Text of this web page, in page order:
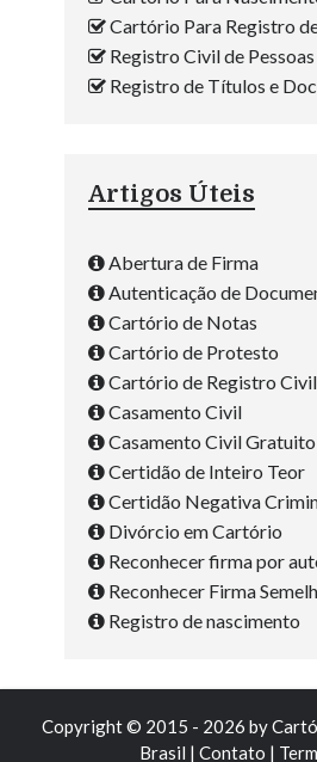
Cartório Para Registro
Registro Civil de
Registro de Títulos e
Artigos Úteis
Abertura de Firma
Autenticação de
Cartório de Notas
Cartório de Protesto
Cartório de Registro Civil
Casamento Civil
Casamento Civil Gratuito
Certidão de Inteiro Teor
Certidão Negativa
Divórcio em Cartório
Reconhecer firma por
Reconhecer Firma
Registro de nascimento
Copyright © 2015 - 2026 by
Brasil | Contato |